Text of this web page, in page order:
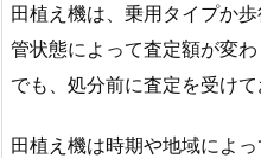
田植え機は、乗用タイプか
管状態によって査定額が変
でも、処分前に査定を受けて
田植え機は時期や地域によ